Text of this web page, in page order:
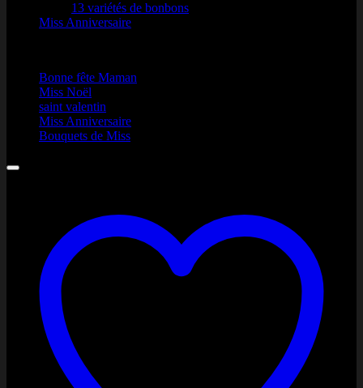
Visa
PayPal
13 variétés de bonbons
Miss Anniversaire
Bonne fête Maman
Miss Noël
saint valentin
Miss Anniversaire
Bouquets de Miss